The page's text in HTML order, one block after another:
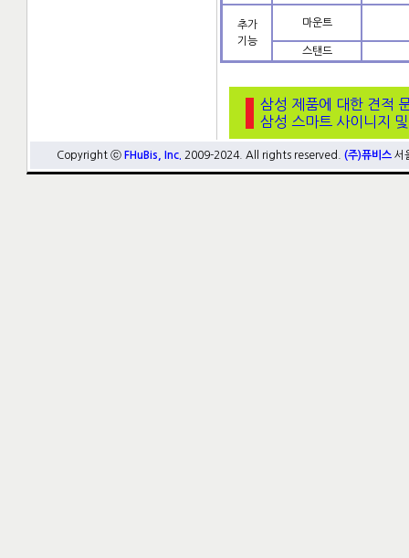
추가
기능
마운트
스탠드
삼성 제품에 대한 견적
삼성 스마트 사이니지
Copyright ⓒ FHuBis, Inc. 2009-2024. All rights reserved. (주)퓨비스 서